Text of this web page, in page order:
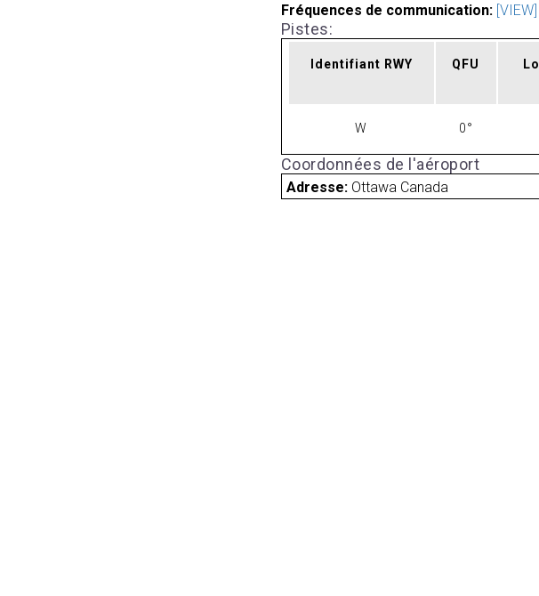
Fréquences de communication: [VIEW]
Pistes:
Identifiant RWY QFU
W 0°
Coordonnées de l'aéroport
Adresse: Ottawa Canada